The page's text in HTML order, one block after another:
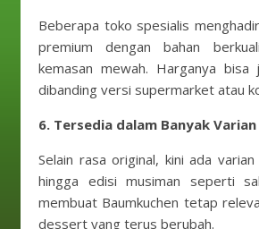
Beberapa toko spesialis
premium dengan bahan
kemasan mewah. Harganya bisa
dibanding versi supermarket atau
6. Tersedia dalam Banyak
Selain rasa original, kini ada
hingga edisi musiman seperti
membuat Baumkuchen tetap
dessert yang terus berubah.